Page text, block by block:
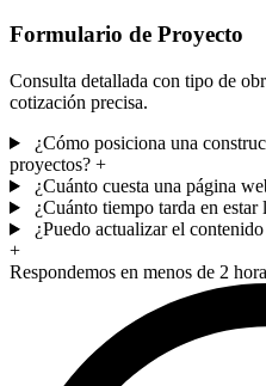
Formulario de Proyecto
Consulta detallada con tipo de
cotización precisa.
¿Cómo posiciona una
proyectos? +
¿Cuánto cuesta una página
¿Cuánto tiempo tarda en
¿Puedo actualizar el
+
Respondemos en menos de 2